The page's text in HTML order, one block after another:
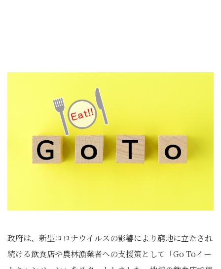
政府は、新型コロナウイルスの影響により窮地に立たされ
続ける飲食店や農林漁業者への支援策として「Go Toイー